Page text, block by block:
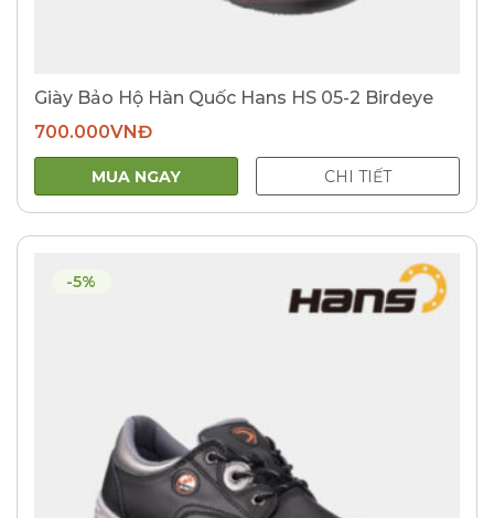
Giày Bảo Hộ Hàn Quốc Hans HS 05-2 Birdeye
700.000VNĐ
MUA NGAY CHI TIẾT
-5%